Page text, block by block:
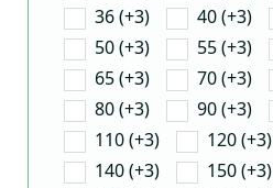
36 (+3)
40 (+3)
50 (+3)
55 (+3)
65 (+3)
70 (+3)
80 (+3)
90 (+3)
110 (+3)
120 (+3)
140 (+3)
150 (+3)